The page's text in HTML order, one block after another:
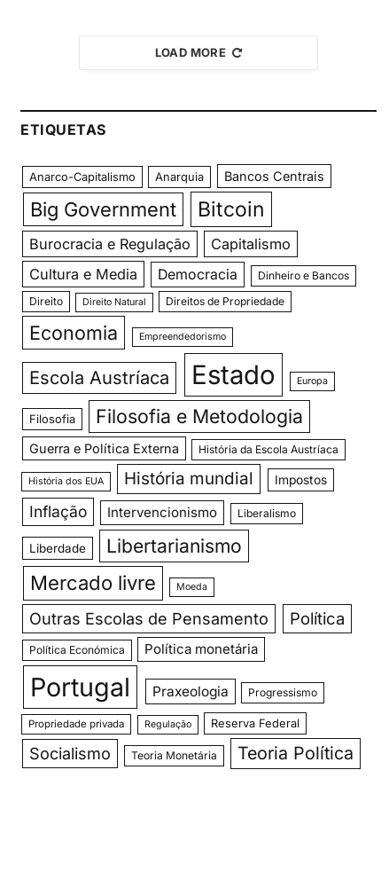
LOAD MORE
ETIQUETAS
Anarco-Capitalismo Anarquia Bancos Centrais
Big Government Bitcoin
Burocracia e Regulação
Capitalismo
Cultura e Media
Democracia
Dinheiro e Bancos
Direito
Direito Natural Direitos de Propriedade
Economia Empreendedorismo
Escola Austríaca Estado Europa
Filosofia Filosofia e Metodologia
Guerra e Política Externa História da Escola Austríaca
História dos EUA História mundial Impostos
Inflação Intervencionismo Liberalismo
Liberdade Libertarianismo
Mercado livre Moeda
Outras Escolas de Pensamento Política
Política Económica Política monetária
Portugal Praxeologia Progressismo
Propriedade privada Regulação Reserva Federal
Socialismo Teoria Monetária Teoria Política